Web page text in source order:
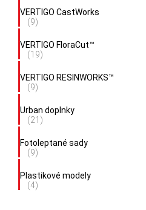
VERTIGO CastWorks
(9)
VERTIGO FloraCut™
(19)
VERTIGO RESINWORKS™
(9)
Urban doplnky
(21)
Fotoleptané sady
(9)
Plastikové modely
(4)